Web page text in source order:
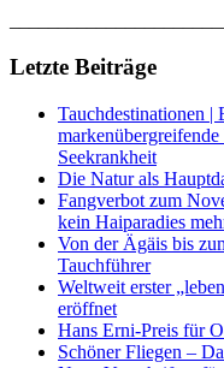
Letzte Beiträge
Tauchdestinationen |
Seekrankheit
Die Natur als
Fangverbot zum
kein Haiparadies
Von der Ägäis bis
Tauchführer
Weltweit erster
eröffnet
Hans Erni-Preis für
Schöner Fliegen –